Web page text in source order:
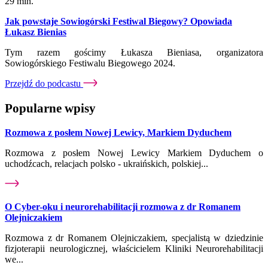
Jak powstaje Sowiogórski Festiwal Biegowy? Opowiada
Łukasz Bienias
Tym razem gościmy Łukasza Bieniasa, organizatora
Sowiogórskiego Festiwalu Biegowego 2024.
Przejdź do podcastu
Popularne wpisy
Rozmowa z posłem Nowej Lewicy, Markiem Dyduchem
Rozmowa z posłem Nowej Lewicy Markiem Dyduchem o
uchodźcach, relacjach polsko - ukraińskich, polskiej...
O Cyber-oku i neurorehabilitacji rozmowa z dr Romanem
Olejniczakiem
Rozmowa z dr Romanem Olejniczakiem, specjalistą w dziedzinie
fizjoterapii neurologicznej, właścicielem Kliniki Neurorehabilitacji
we...